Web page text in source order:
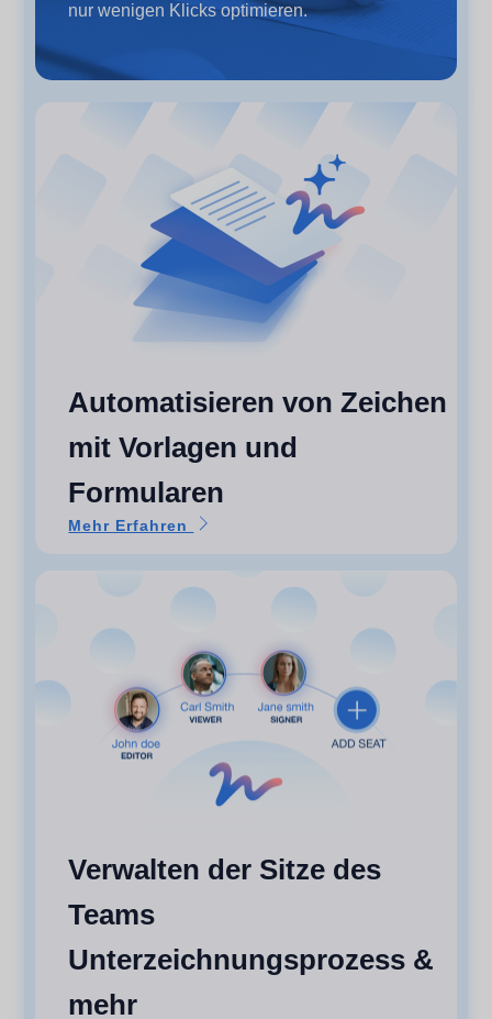
nur wenigen Klicks optimieren.
Automatisieren von Zeichen
mit Vorlagen und
Formularen
Mehr Erfahren
Verwalten der Sitze des
Teams
Unterzeichnungsprozess &
mehr